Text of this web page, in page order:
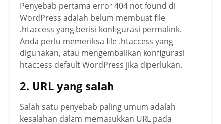
Penyebab pertama error 404 not found di
WordPress adalah belum membuat file
.htaccess yang berisi konfigurasi permalink.
Anda perlu memeriksa file .htaccess yang
digunakan, atau mengembalikan konfigurasi
htaccess default WordPress jika diperlukan.
2. URL yang salah
Salah satu penyebab paling umum adalah
kesalahan dalam memasukkan URL pada